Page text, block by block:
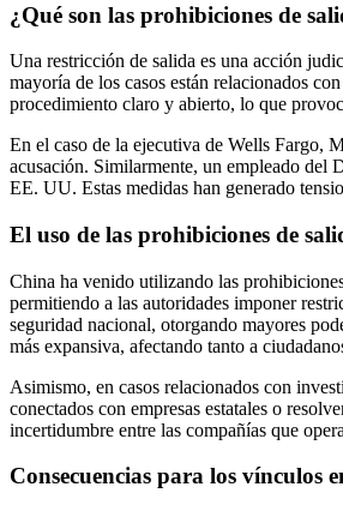
¿Qué son las prohibiciones de
Una restricción de salida es una acción
mayoría de los casos están relacionados
procedimiento claro y abierto, lo que
En el caso de la ejecutiva de Wells Fargo,
acusación. Similarmente, un empleado del
EE. UU. Estas medidas han generado
El uso de las prohibiciones de
China ha venido utilizando las
permitiendo a las autoridades imponer
seguridad nacional, otorgando mayores
más expansiva, afectando tanto a
Asimismo, en casos relacionados con
conectados con empresas estatales o
incertidumbre entre las compañías que
Consecuencias para los vínculos